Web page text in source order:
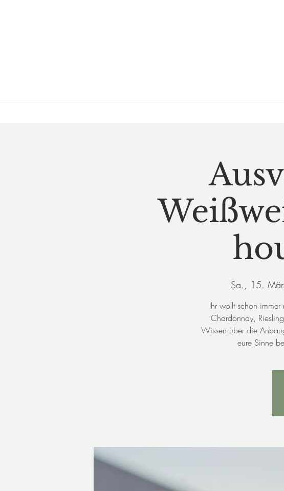
Sa., 15.
Ihr wollt schon
Chardonnay,
Wissen über die
eure Sinne